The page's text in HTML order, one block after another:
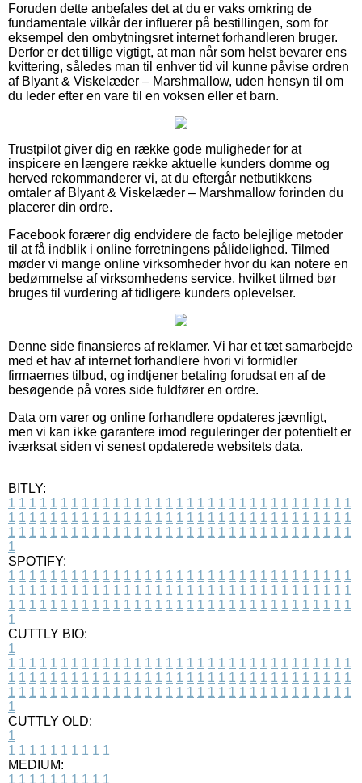
Foruden dette anbefales det at du er vaks omkring de
fundamentale vilkår der influerer på bestillingen, som for
eksempel den ombytningsret internet forhandleren bruger.
Derfor er det tillige vigtigt, at man når som helst bevarer ens
kvittering, således man til enhver tid vil kunne påvise ordren
af Blyant & Viskelæder – Marshmallow, uden hensyn til om
du leder efter en vare til en voksen eller et barn.
Trustpilot giver dig en række gode muligheder for at
inspicere en længere række aktuelle kunders domme og
herved rekommanderer vi, at du eftergår netbutikkens
omtaler af Blyant & Viskelæder – Marshmallow forinden du
placerer din ordre.
Facebook forærer dig endvidere de facto belejlige metoder
til at få indblik i online forretningens pålidelighed. Tilmed
møder vi mange online virksomheder hvor du kan notere en
bedømmelse af virksomhedens service, hvilket tilmed bør
bruges til vurdering af tidligere kunders oplevelser.
Denne side finansieres af reklamer. Vi har et tæt samarbejde
med et hav af internet forhandlere hvori vi formidler
firmaernes tilbud, og indtjener betaling forudsat en af de
besøgende på vores side fuldfører en ordre.
Data om varer og online forhandlere opdateres jævnligt,
men vi kan ikke garantere imod reguleringer der potentielt er
iværksat siden vi senest opdaterede websitets data.
BITLY:
1 1 1 1 1 1 1 1 1 1 1 1 1 1 1 1 1 1 1 1 1 1 1 1 1 1 1 1 1 1 1 1 1
1 1 1 1 1 1 1 1 1 1 1 1 1 1 1 1 1 1 1 1 1 1 1 1 1 1 1 1 1 1 1 1 1
1 1 1 1 1 1 1 1 1 1 1 1 1 1 1 1 1 1 1 1 1 1 1 1 1 1 1 1 1 1 1 1 1
1
SPOTIFY:
1 1 1 1 1 1 1 1 1 1 1 1 1 1 1 1 1 1 1 1 1 1 1 1 1 1 1 1 1 1 1 1 1
1 1 1 1 1 1 1 1 1 1 1 1 1 1 1 1 1 1 1 1 1 1 1 1 1 1 1 1 1 1 1 1 1
1 1 1 1 1 1 1 1 1 1 1 1 1 1 1 1 1 1 1 1 1 1 1 1 1 1 1 1 1 1 1 1 1
1
CUTTLY BIO:
1
1 1 1 1 1 1 1 1 1 1 1 1 1 1 1 1 1 1 1 1 1 1 1 1 1 1 1 1 1 1 1 1 1
1 1 1 1 1 1 1 1 1 1 1 1 1 1 1 1 1 1 1 1 1 1 1 1 1 1 1 1 1 1 1 1 1
1 1 1 1 1 1 1 1 1 1 1 1 1 1 1 1 1 1 1 1 1 1 1 1 1 1 1 1 1 1 1 1 1
1
CUTTLY OLD:
1
1 1 1 1 1 1 1 1 1 1
MEDIUM:
1 1 1 1 1 1 1 1 1 1